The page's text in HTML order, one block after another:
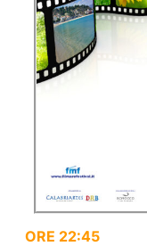
ORE 22:45